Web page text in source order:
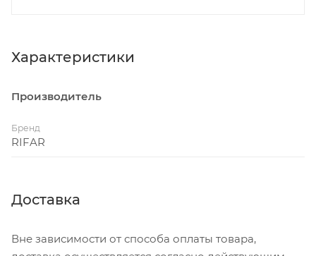
Характеристики
Производитель
Бренд
RIFAR
Доставка
Вне зависимости от способа оплаты товара,